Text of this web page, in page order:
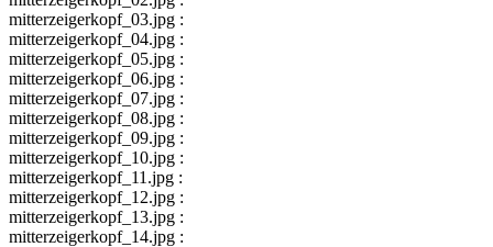
mitterzeigerkopf_03.jpg :
mitterzeigerkopf_04.jpg :
mitterzeigerkopf_05.jpg :
mitterzeigerkopf_06.jpg :
mitterzeigerkopf_07.jpg :
mitterzeigerkopf_08.jpg :
mitterzeigerkopf_09.jpg :
mitterzeigerkopf_10.jpg :
mitterzeigerkopf_11.jpg :
mitterzeigerkopf_12.jpg :
mitterzeigerkopf_13.jpg :
mitterzeigerkopf_14.jpg :